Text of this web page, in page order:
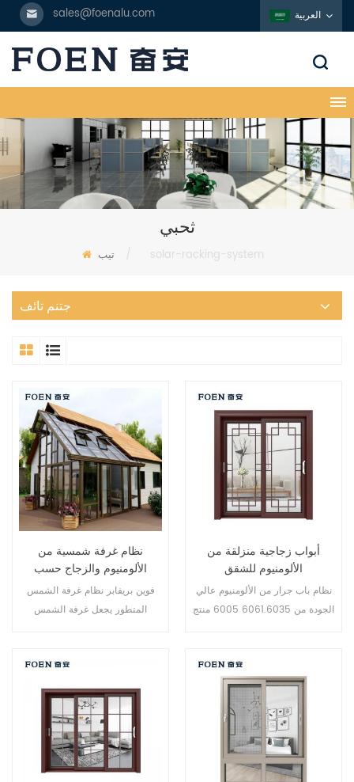
sales@foenalu.com العربية
ثحبي
تيب / solar-racking-system
جتنم تائف
نظام غرفة شمسية من
الألومنيوم والزجاج حسب
الطلب
فوين بريفابر نظام غرفة الشمس
المتطور يجعل غرفة الشمس
أبواب زجاجية منزلقة من
الألومنيوم للشقق
نظام باب جرار من الألومنيوم عالي
الجودة من 6061.6035 6005 منتج